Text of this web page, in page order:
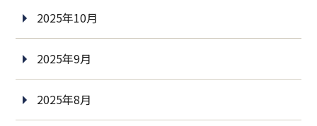
2025年10月
2025年9月
2025年8月